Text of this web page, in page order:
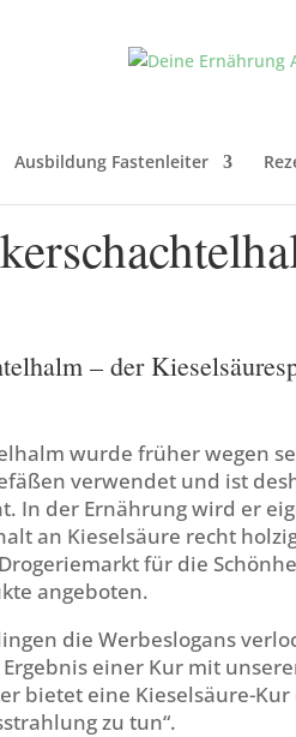
Ausbildung Fastenleiter
– der
wurde früher wegen
verwendet und ist
In der Ernährung wird er
an Kieselsäure recht
für die
angeboten.
die Werbeslogans
einer Kur mit
bietet eine Kieselsäure-
zu tun“.